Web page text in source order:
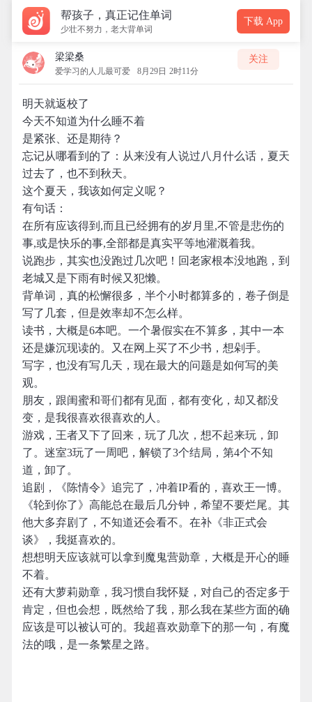
帮孩子，真正记住单词
少壮不努力，老大背单词
下载 App
梁梁桑
爱学习的人儿最可爱 8月29日 2时11分
关注
明天就返校了
今天不知道为什么睡不着
是紧张、还是期待？
忘记从哪看到的了：从来没有人说过八月什么话，夏天
过去了，也不到秋天。
这个夏天，我该如何定义呢？
有句话：
在所有应该得到,而且已经拥有的岁月里,不管是悲伤的
事,或是快乐的事,全部都是真实平等地灌溉着我。
说跑步，其实也没跑过几次吧！回老家根本没地跑，到
老城又是下雨有时候又犯懒。
背单词，真的松懈很多，半个小时都算多的，卷子倒是
写了几套，但是效率却不怎么样。
读书，大概是6本吧。一个暑假实在不算多，其中一本
还是嫌沉现读的。又在网上买了不少书，想剁手。
写字，也没有写几天，现在最大的问题是如何写的美
观。
朋友，跟闺蜜和哥们都有见面，都有变化，却又都没
变，是我很喜欢很喜欢的人。
游戏，王者又下了回来，玩了几次，想不起来玩，卸
了。迷室3玩了一周吧，解锁了3个结局，第4个不知
道，卸了。
追剧，《陈情令》追完了，冲着IP看的，喜欢王一博。
《轮到你了》高能总在最后几分钟，希望不要烂尾。其
他大多弃剧了，不知道还会看不。在补《非正式会
谈》，我挺喜欢的。
想想明天应该就可以拿到魔鬼营勋章，大概是开心的睡
不着。
还有大萝莉勋章，我习惯自我怀疑，对自己的否定多于
肯定，但也会想，既然给了我，那么我在某些方面的确
应该是可以被认可的。我超喜欢勋章下的那一句，有魔
法的哦，是一条繁星之路。